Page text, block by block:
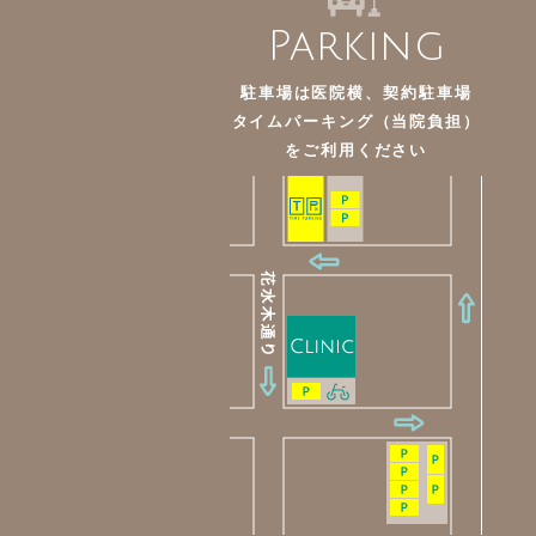
Parking
駐車場は医院横、契約駐車場
タイムパーキング（当院負担）
をご利用ください